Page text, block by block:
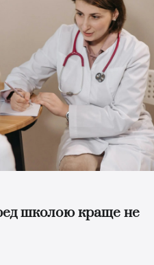
школою краще не